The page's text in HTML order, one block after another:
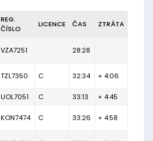
REG.
ČÍSLO
LICENCE ČAS ZTRÁTA
VZA7251 28:28
TZL7350 C 32:34 + 4:06
UOL7051 C 33:13 + 4:45
KON7474 C 33:26 + 4:58